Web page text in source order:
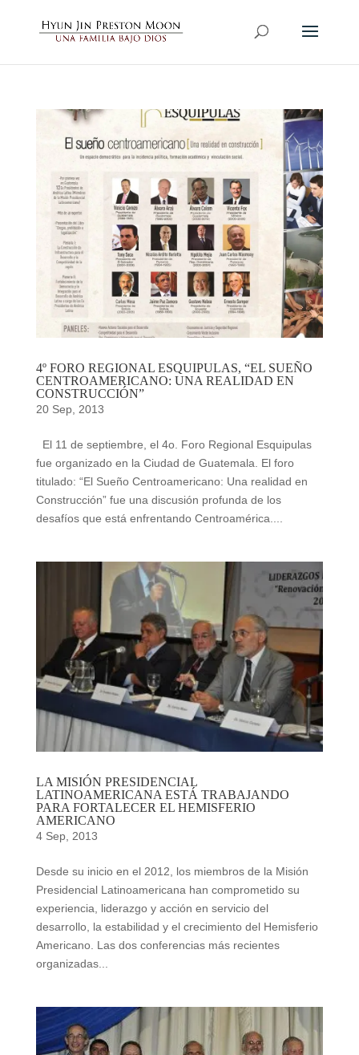
4º FORO REGIONAL ESQUIPULAS, “EL SUEÑO
CENTROAMERICANO: UNA REALIDAD EN
CONSTRUCCIÓN”
20 Sep, 2013
El 11 de septiembre, el 4o. Foro Regional Esquipulas
fue organizado en la Ciudad de Guatemala. El foro
titulado: “El Sueño Centroamericano: Una realidad en
Construcción” fue una discusión profunda de los
desafíos que está enfrentando Centroamérica....
LA MISIÓN PRESIDENCIAL
LATINOAMERICANA ESTÁ TRABAJANDO
PARA FORTALECER EL HEMISFERIO
AMERICANO
4 Sep, 2013
Desde su inicio en el 2012, los miembros de la Misión
Presidencial Latinoamericana han comprometido su
experiencia, liderazgo y acción en servicio del
desarrollo, la estabilidad y el crecimiento del Hemisferio
Americano. Las dos conferencias más recientes
organizadas...